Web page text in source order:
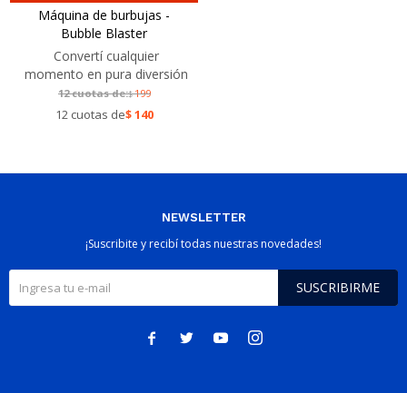
Máquina de burbujas -
Bubble Blaster
Convertí cualquier
momento en pura diversión
12 cuotas de:$199
12 cuotas de$140
NEWSLETTER
¡Suscribite y recibí todas nuestras novedades!
SUSCRIBIRME
   